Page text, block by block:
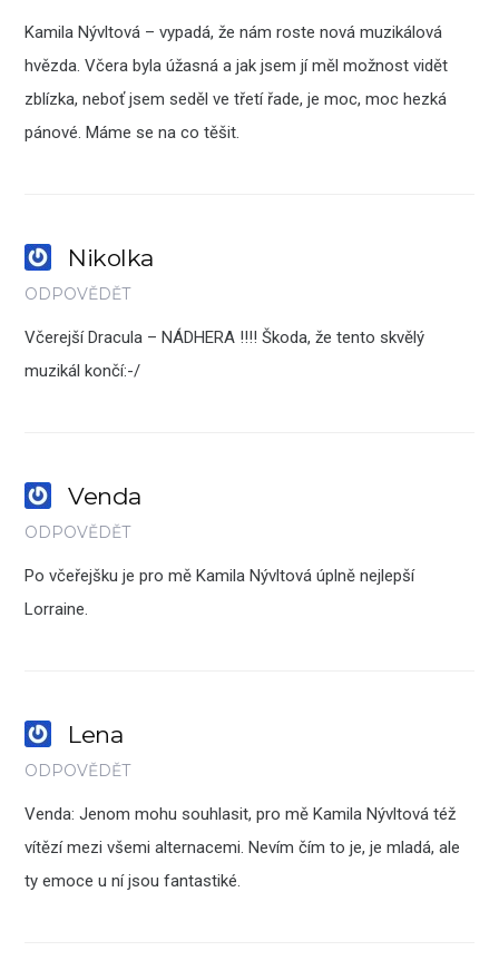
Kamila Nývltová – vypadá, že nám roste nová muzikálová
hvězda. Včera byla úžasná a jak jsem jí měl možnost vidět
zblízka, neboť jsem seděl ve třetí řade, je moc, moc hezká
pánové. Máme se na co těšit.
Nikolka
ODPOVĚDĚT
Včerejší Dracula – NÁDHERA !!!! Škoda, že tento skvělý
muzikál končí:-/
Venda
ODPOVĚDĚT
Po včeřejšku je pro mě Kamila Nývltová úplně nejlepší
Lorraine.
Lena
ODPOVĚDĚT
Venda: Jenom mohu souhlasit, pro mě Kamila Nývltová též
vítězí mezi všemi alternacemi. Nevím čím to je, je mladá, ale
ty emoce u ní jsou fantastiké.